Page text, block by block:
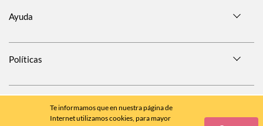
Te informamos que en nuestra página de
Internet utilizamos cookies, para mayor
Ayuda
Políticas
SÍGUENOS EN